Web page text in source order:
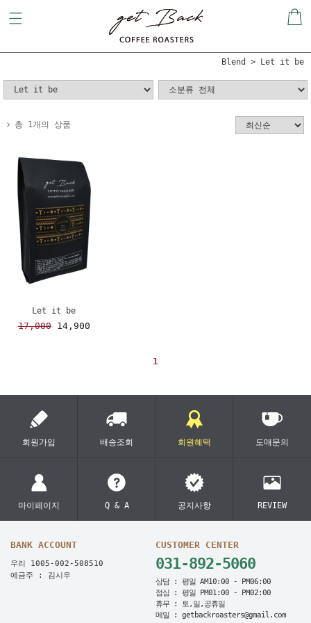
Blend Let it be
총 1개의 상품
Let it be
17,00014,900
1
회원가입 배송조회 회원혜택 도매문의
마이페이지 Q & A 공지사항 REVIEW
BANK ACCOUNT
우리 1005-002-508510
예금주 : 김시우
CUSTOMER CENTER
031-892-5060
상담 : 평일 AM10:00 - PM06:00
점심 : 평일 PM01:00 - PM02:00
휴무 : 토,일,공휴일
메일 : getbackroasters@gmail.com